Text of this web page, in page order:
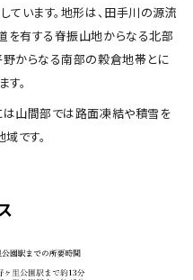
ています。地形は、田手川の源流
を有する脊振山地からなる北部
からなる南部の穀倉地帯とに
。
山間部では路面凍結や積雪を
です。